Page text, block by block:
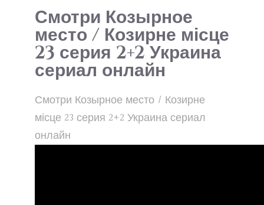
Смотри Козырное
место / Козирне місце
23 серия 2+2 Украина
сериал онлайн
Смотри Козырное место / Козирне
місце 23 серия 2+2 Украина сериал
онлайн